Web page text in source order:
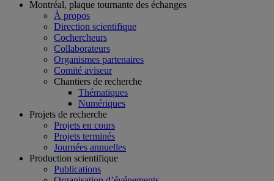
Montréal, plaque tournante des échanges
À propos
Direction scientifique
Cochercheurs
Collaborateurs
Organismes partenaires
Comité aviseur
Chantiers de recherche
Thématiques
Numériques
Projets de recherche
Projets en cours
Projets terminés
Journées annuelles
Production scientifique
Publications